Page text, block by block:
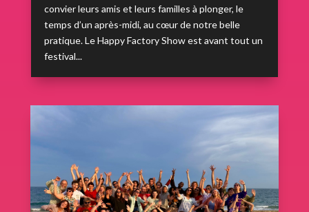
convier leurs amis et leurs familles à plonger, le
temps d’un après-midi, au cœur de notre belle
pratique. Le Happy Factory Show est avant tout un
festival...